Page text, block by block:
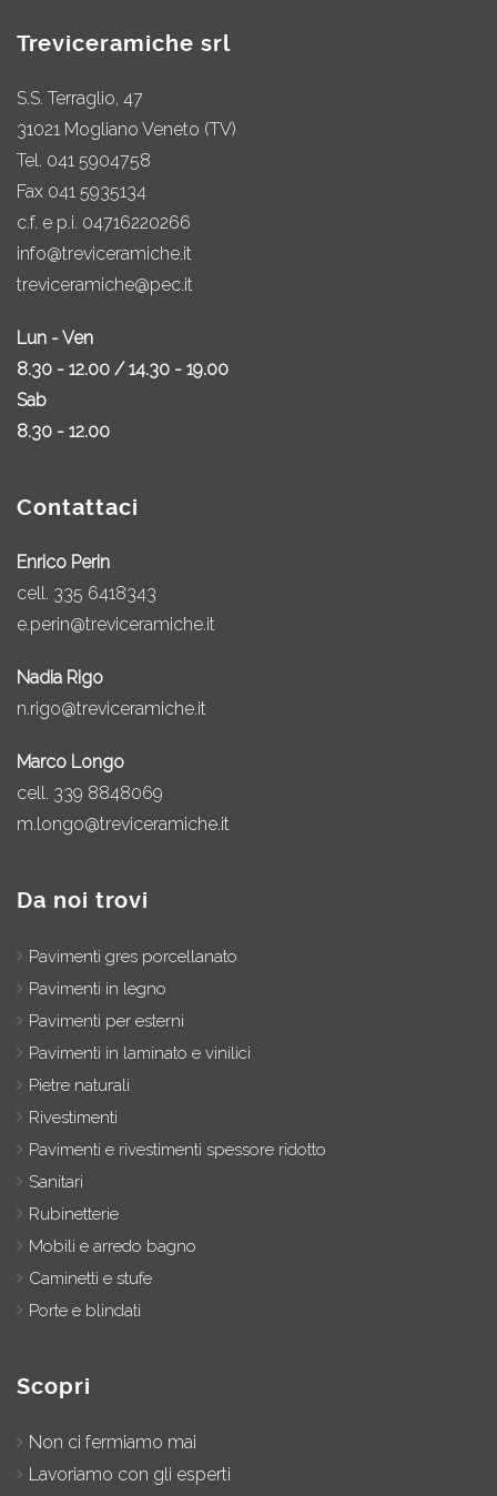
Treviceramiche srl
S.S. Terraglio, 47
31021 Mogliano Veneto (TV)
Tel. 041 5904758
Fax 041 5935134
c.f. e p.i. 04716220266
info@treviceramiche.it
treviceramiche@pec.it
Lun - Ven
8.30 - 12.00 / 14.30 - 19.00
Sab
8.30 - 12.00
Contattaci
Enrico Perin
cell. 335 6418343
e.perin@treviceramiche.it
Nadia Rigo
n.rigo@treviceramiche.it
Marco Longo
cell. 339 8848069
m.longo@treviceramiche.it
Da noi trovi
Pavimenti gres porcellanato
Pavimenti in legno
Pavimenti per esterni
Pavimenti in laminato e vinilici
Pietre naturali
Rivestimenti
Pavimenti e rivestimenti spessore ridotto
Sanitari
Rubinetterie
Mobili e arredo bagno
Caminetti e stufe
Porte e blindati
Scopri
Non ci fermiamo mai
Lavoriamo con gli esperti